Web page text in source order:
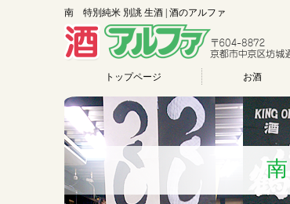
南 特別純米 別誂 生酒 | 酒のアルファ
トップページ お酒